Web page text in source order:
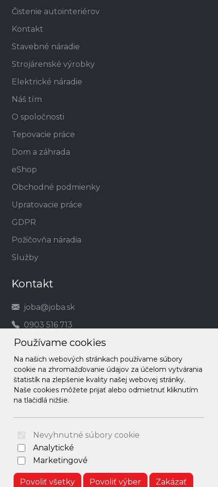
Používame cookies
Na našich webových stránkach používame súbory
cookie na zhromažďovanie údajov za účelom vytvárania
štatistík na zlepšenie kvality našej webovej stránky.
Naše cookies môžete prijať alebo odmietnuť kliknutím
na tlačidlá nižšie.
Nevyhnutné súbory cookie
Analytické
Marketingové
Povoliť všetky Povoliť výber Zakázať
Čistenie autointeriérov
Kontakt
Stavebné náradie
Strojárenské výrobky
Elektrické náradie
Náš tím
O spoločnosti
Tepovacie práce
Dom a záhrada
eShop
Obchodné podmienky
Upratovacie práce
GDPR
Požičovňa náradia
Služby
Kontakt
joba@joba.sk
0903 516 713
Facebook
Instagram
© 2026 Arrabella s.r.o., mayabella s.r.o., Všetky práva
Hosting: - Web: